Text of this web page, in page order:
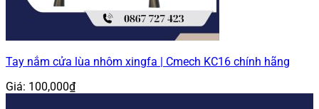
Tay nắm cửa lùa nhôm xingfa | Cmech KC16 chính hãng
Giá: 100,000₫